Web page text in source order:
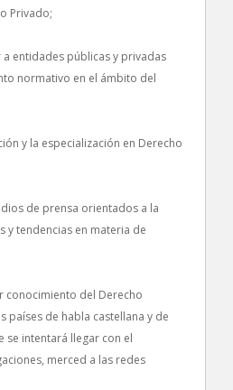
Privado;
entidades públicas y privadas
normativo en el ámbito del
y la especialización en Derecho
de prensa orientados a la
y tendencias en materia de
conocimiento del Derecho
países de habla castellana y de
se intentará llegar con el
merced a las redes